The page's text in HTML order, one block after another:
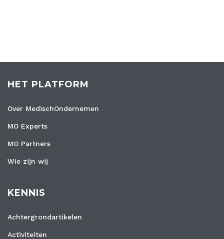
HET PLATFORM
Over MedischOndernemen
MO Experts
MO Partners
Wie zijn wij
KENNIS
Achtergrondartikelen
Activiteiten